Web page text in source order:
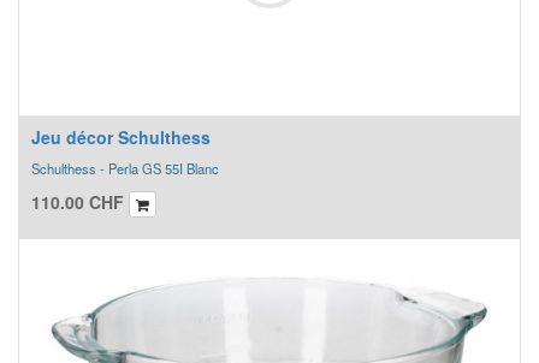
Jeu décor Schulthess
Schulthess - Perla GS 55I Blanc
110.00 CHF